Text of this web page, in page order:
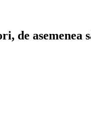
de asemenea